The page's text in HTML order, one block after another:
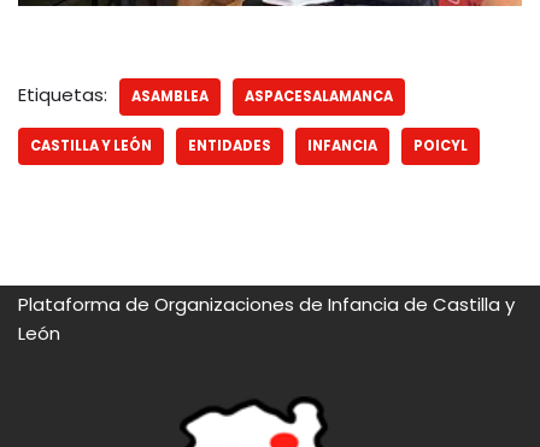
Etiquetas: ASAMBLEA ASPACESALAMANCA
CASTILLA Y LEÓN ENTIDADES INFANCIA POICYL
Plataforma de Organizaciones de Infancia de Castilla y
León